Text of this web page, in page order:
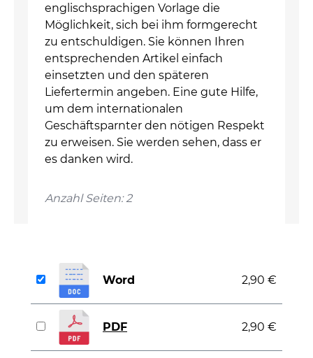
englischsprachigen Vorlage die
Möglichkeit, sich bei ihm formgerecht
zu entschuldigen. Sie können Ihren
entsprechenden Artikel einfach
einsetzten und den späteren
Liefertermin angeben. Eine gute Hilfe,
um dem internationalen
Geschäftsparnter den nötigen Respekt
zu erweisen. Sie werden sehen, dass er
es danken wird.
Anzahl Seiten: 2
Word 2,90 €
PDF 2,90 €